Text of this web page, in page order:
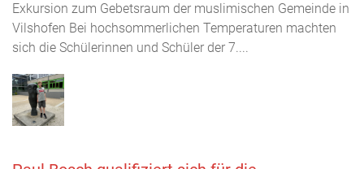
Exkursion zum Gebetsraum der muslimischen Gemeinde in
Vilshofen Bei hochsommerlichen Temperaturen machten
sich die Schülerinnen und Schüler der 7....